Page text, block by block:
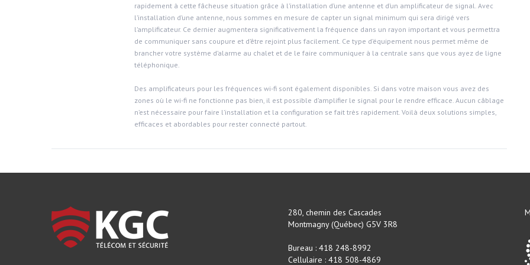
rapidement à cette fâcheuse situation grâce à l’installation d’une antenne et d’un amplificateur de signal. Avec
l’installation d’une antenne, nous sommes en mesure de capter un signal minimum qui sera dirigé vers
l’amplificateur. Ce dernier augmentera significativement la fréquence dans un rayon important et vous permettra
de communiquer sans coupure et d’être rejoint plus facilement. Ce type d’équipement nous permet même de
brancher votre système d’alarme au chalet et de le faire communiquer à la centrale sans que vous ayez de ligne
téléphonique.
Des amplificateurs pour les fréquences wi-fi sont également disponibles. Si dans votre maison vous avez des
zones où le wi-fi ne fonctionne pas bien, il est possible d’amplifier le signal pour le rendre efficace. Aucun câblage
n’est nécessaire pour faire l’installation et la configuration se fait très rapidement. Voilà deux solutions simples,
efficaces et abordables pour rester connecté partout.
280, chemin des Cascades
Montmagny (Québec) G5V 3R8
Bureau : 418 248-8992
Cellulaire : 418 508-4869